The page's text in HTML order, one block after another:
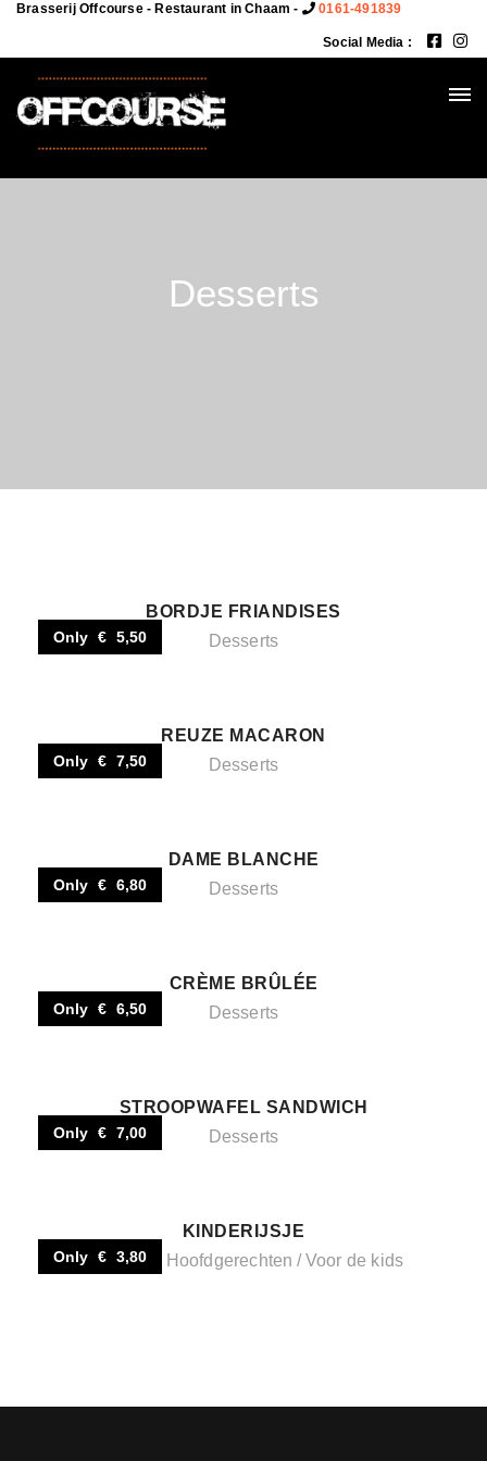
Brasserij Offcourse - Restaurant in Chaam - 0161-491839
Social Media :
Desserts
Only € 5,50
BORDJE FRIANDISES
Desserts
Only € 7,50
REUZE MACARON
Desserts
Only € 6,80
DAME BLANCHE
Desserts
Only € 6,50
CRÈME BRÛLÉE
Desserts
Only € 7,00
STROOPWAFEL SANDWICH
Desserts
Only € 3,80
KINDERIJSJE
Desserts
Hoofdgerechten Voor de kids